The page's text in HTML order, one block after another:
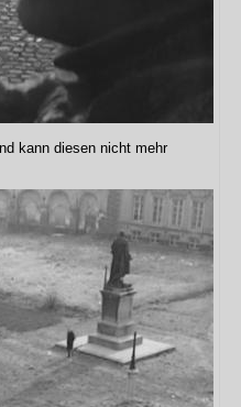
kann diesen nicht mehr